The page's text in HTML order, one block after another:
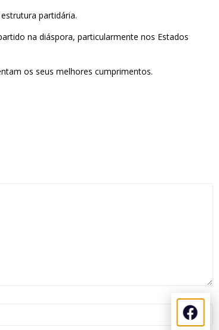
partidária.
na diáspora, particularmente nos Estados
os seus melhores cumprimentos.